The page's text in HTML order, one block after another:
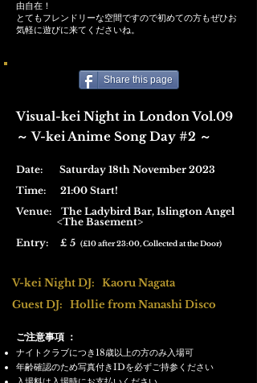
由自在！
とてもフレンドリーな空間ですので初めての方もぜひお
気軽に遊びに来てくださいね。
Share this page
Visual-kei Night in London Vol.09
​～V-kei Anime Song Day #2 ～
Date: Saturday 18th November 2023
Time: 21:00 Start!
Venue:
The Ladybird Bar, Islington Angel
<The Basement>
Entry: £ 5 (£10 after 23:00, Collected at the Door)
V-kei Night DJ: Kaoru Nagata
Guest DJ: Hollie from Nanashi Disco
ご注意事項 ：
ナイトクラブにつき 18歳以上の方のみ入場可
年齢確認のため写真付きIDを必ずご持参ください